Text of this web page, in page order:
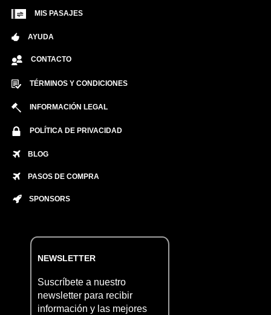
MIS PASAJES
AYUDA
CONTACTO
TÉRMINOS Y CONDICIONES
INFORMACIÓN LEGAL
POLÍTICA DE PRIVACIDAD
BLOG
PASOS DE COMPRA
SPONSORS
NEWSLETTER
Suscríbete a nuestro
newsletter para recibir
información y las mejores